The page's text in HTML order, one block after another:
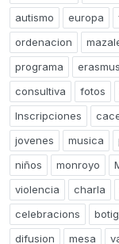
autismo
europa
ordenacion
programa
erasmus
consultiva
fotos
Inscripciones
jovenes
musica
niños
monroyo
violencia
charla
celebracions
difusion
mesa